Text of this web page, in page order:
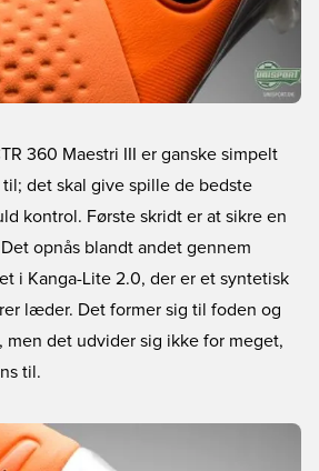
360 Maestri III er ganske simpelt
det skal give spille de bedste
kontrol. Første skridt er at sikre en
opnås blandt andet gennem
i Kanga-Lite 2.0, der er et syntetisk
læder. Det former sig til foden og
men det udvider sig ikke for meget,
til.